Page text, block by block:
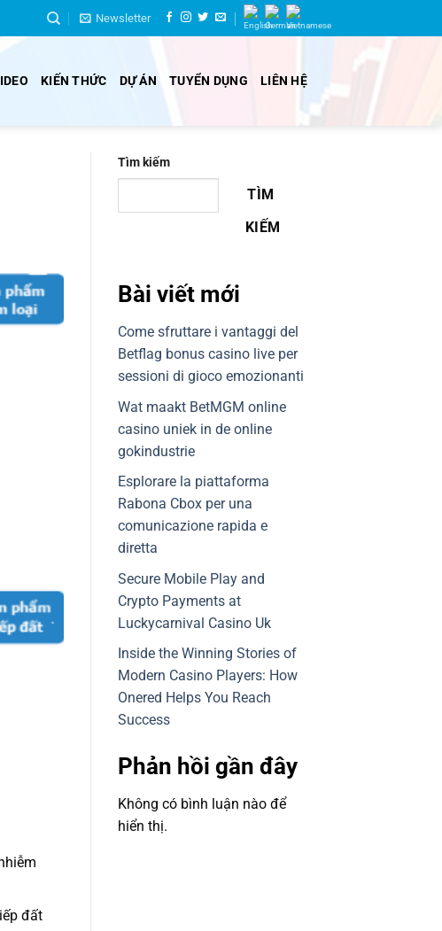
Newsletter
KIẾN THỨC DỰ ÁN TUYỂN DỤNG LIÊN HỆ
đất
Tìm kiếm
TÌM
KIẾM
Bài viết mới
Come sfruttare i vantaggi del
Betflag bonus casino live per
sessioni di gioco emozionanti
Wat maakt BetMGM online
casino uniek in de online
gokindustrie
Esplorare la piattaforma
Rabona Cbox per una
comunicazione rapida e
diretta
Secure Mobile Play and
Crypto Payments at
Luckycarnival Casino Uk
Inside the Winning Stories of
Modern Casino Players: How
Onered Helps You Reach
Success
Phản hồi gần đây
Không có bình luận nào để
hiển thị.